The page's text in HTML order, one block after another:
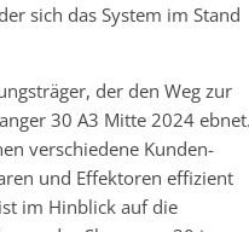
sich das System im Stand
der den Weg zur
30 A3 Mitte 2024
verschiedene Kunden-
und Effektoren effizient
im Hinblick auf die